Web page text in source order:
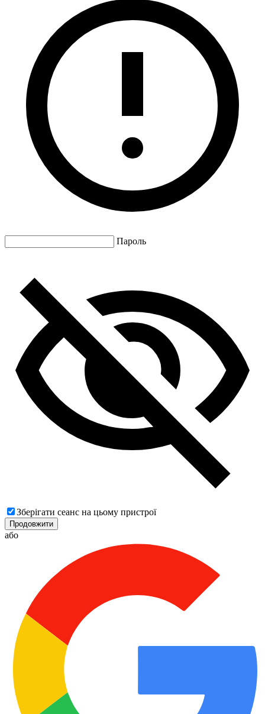
Пароль
Зберігати сеанс на цьому пристрої
Продовжити
або